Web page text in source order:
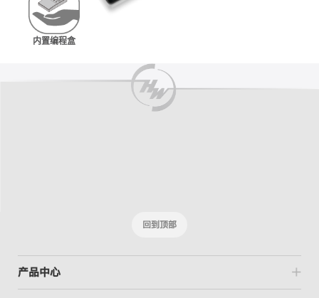
内置编程盒
回到顶部
产品中心